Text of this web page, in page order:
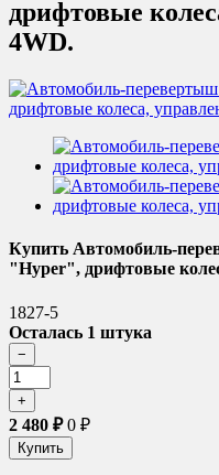
дрифтовые
4WD.
Купить Автомобиль-
"Hyper", дрифтовые
1827-5
Осталась 1 штука
2 480 ₽0 ₽